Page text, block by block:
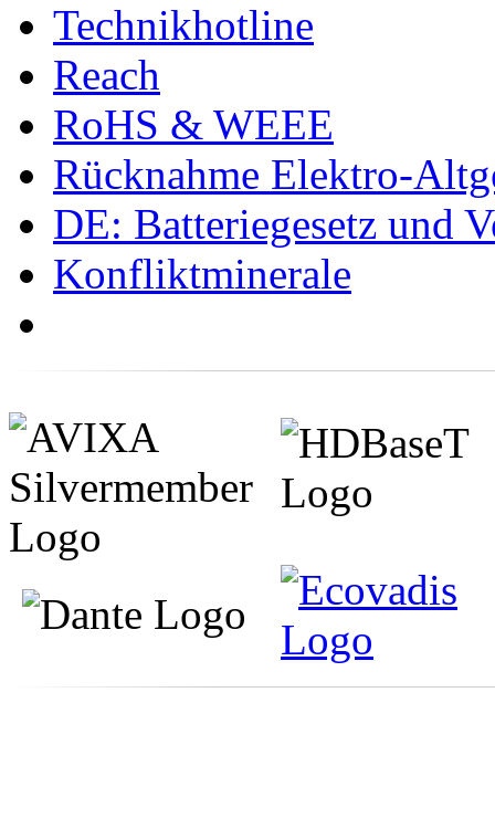
Technikhotline
Reach
RoHS & WEEE
Rücknahme Elektro-
DE: Batteriegesetz und
Konfliktminerale